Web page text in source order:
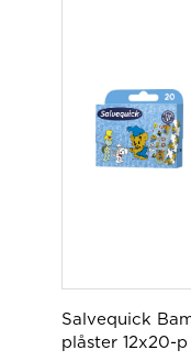
Salvequick
plåster 12x20-p